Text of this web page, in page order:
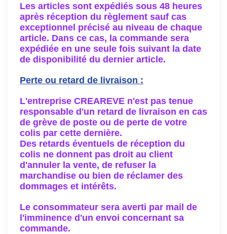
Les articles sont expédiés sous 48 heures
après réception du règlement sauf cas
exceptionnel précisé au niveau de chaque
article. Dans ce cas, la commande sera
expédiée en une seule fois suivant la date
de disponibilité du dernier article.
Perte ou retard de livraison :
L'entreprise CREAREVE n'est pas tenue
responsable d'un retard de livraison en cas
de grève de poste ou de perte de votre
colis par cette dernière.
Des retards éventuels de réception du
colis ne donnent pas droit au client
d'annuler la vente, de refuser la
marchandise ou bien de réclamer des
dommages et intérêts.
Le consommateur sera averti par mail de
l'imminence d'un envoi concernant sa
commande.